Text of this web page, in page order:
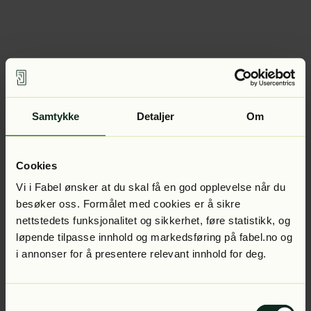
Samtykke Detaljer Om
Cookies
Vi i Fabel ønsker at du skal få en god opplevelse når du
besøker oss. Formålet med cookies er å sikre
nettstedets funksjonalitet og sikkerhet, føre statistikk, og
løpende tilpasse innhold og markedsføring på fabel.no og
i annonser for å presentere relevant innhold for deg.